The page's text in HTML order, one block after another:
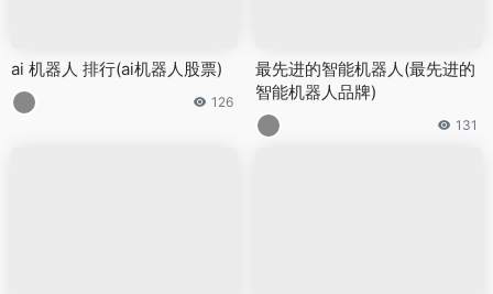
ai 机器人 排行(ai机器人股票)
126
最先进的智能机器人(最先进的
智能机器人品牌)
131